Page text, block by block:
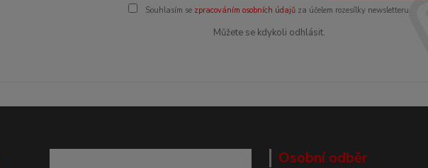
Souhlasím se zpracováním osobních údajůza účelem rozesílky newsletteru.
Můžete se kdykoli odhlásit.
Osobní odběr